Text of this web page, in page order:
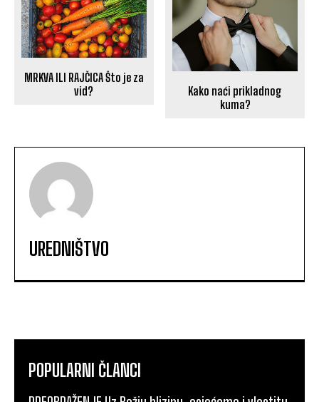
MRKVA ILI RAJČICA Što je za
vid?
Kako naći prikladnog
kuma?
UREDNIŠTVO
POPULARNI ČLANCI